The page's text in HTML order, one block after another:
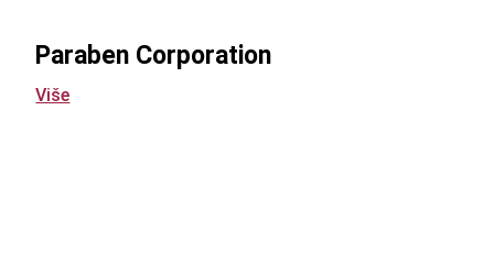
Paraben Corporation
Više